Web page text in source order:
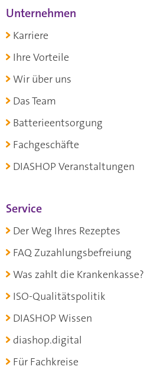
Unternehmen
Karriere
Ihre Vorteile
Wir über uns
Das Team
Batterieentsorgung
Fachgeschäfte
DIASHOP Veranstaltungen
Service
Der Weg Ihres Rezeptes
FAQ Zuzahlungsbefreiung
Was zahlt die Krankenkasse?
ISO-Qualitätspolitik
DIASHOP Wissen
diashop.digital
Für Fachkreise